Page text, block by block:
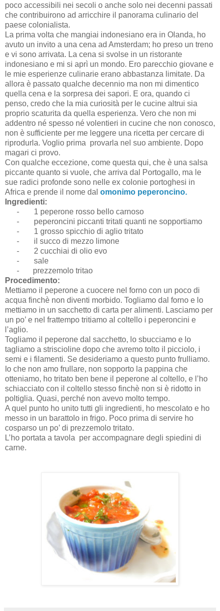
poco accessibili nei secoli o anche solo nei decenni passati
che contribuirono ad arricchire il panorama culinario del
paese colonialista.
La prima volta che mangiai indonesiano era in Olanda, ho
avuto un invito a una cena ad Amsterdam; ho preso un treno
e vi sono arrivata. La cena si svolse in un ristorante
indonesiano e mi si aprì un mondo. Ero parecchio giovane e
le mie esperienze culinarie erano abbastanza limitate. Da
allora è passato qualche decennio ma non mi dimentico
quella cena e la sorpresa dei sapori. E ora, quando ci
penso, credo che la mia curiosità per le cucine altrui sia
proprio scaturita da quella esperienza. Vero che non mi
addentro né spesso né volentieri in cucine che non conosco,
non è sufficiente per me leggere una ricetta per cercare di
riprodurla. Voglio prima provarla nel suo ambiente. Dopo
magari ci provo.
Con qualche eccezione, come questa qui, che è una salsa
piccante quanto si vuole, che arriva dal Portogallo, ma le
sue radici profonde sono nelle ex colonie portoghesi in
Africa e prende il nome dal omonimo peperoncino.
Ingredienti:
-
1 peperone rosso bello carnoso
-
peperoncini piccanti tritati quanti ne sopportiamo
-
1 grosso spicchio di aglio tritato
-
il succo di mezzo limone
-
2 cucchiai di olio evo
-
sale
- prezzemolo tritao
Procedimento:
Mettiamo il peperone a cuocere nel forno con un poco di
acqua finchè non diventi morbido. Togliamo dal forno e lo
mettiamo in un sacchetto di carta per alimenti. Lasciamo per
un po’ e nel frattempo tritiamo al coltello i peperoncini e
l’aglio.
Togliamo il peperone dal sacchetto, lo sbucciamo e lo
tagliamo a striscioline dopo che avremo tolto il picciolo, i
semi e i filamenti. Se desideriamo a questo punto frulliamo.
Io che non amo frullare, non sopporto la pappina che
otteniamo, ho tritato ben bene il peperone al coltello, e l’ho
schiacciato con il coltello stesso finchè non si è ridotto in
poltiglia. Quasi, perché non avevo molto tempo.
A quel punto ho unito tutti gli ingredienti, ho mescolato e ho
messo in un barattolo in frigo. Poco prima di servire ho
cosparso un po’ di prezzemolo tritato.
L’ho portata a tavola per accompagnare degli spiedini di
carne.